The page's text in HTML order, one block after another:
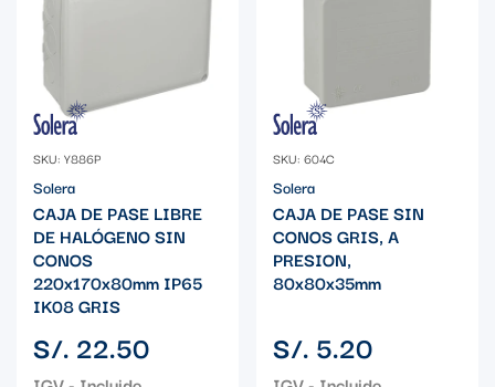
SKU: Y886P
Solera
CAJA DE PASE LIBRE
DE HALÓGENO SIN
CONOS
220x170x80mm IP65
IK08 GRIS
Precio
regular
S/. 22.50
SKU: 604C
Solera
CAJA DE PASE SIN
CONOS GRIS, A
PRESION,
80x80x35mm
Precio
regular
S/. 5.20